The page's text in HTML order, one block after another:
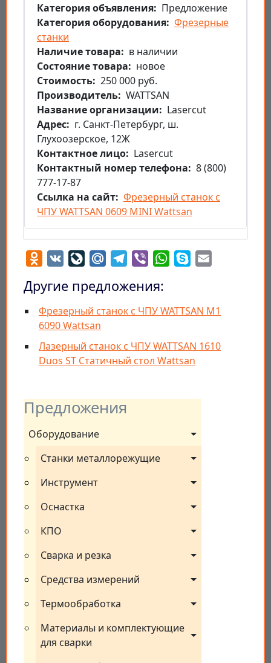
Предложения
Оборудование
Станки металлорежущие
Инструмент
Оснастка
КПО
Сварка и резка
Средства измерений
Термообработка
Материалы и комплектующие
для сварки
Категория объявления
Предложение
Категория оборудования Фрезерные
станки
Наличие товара
в наличии
Состояние товара
новое
Стоимость 250 000 руб.
Производитель WATTSAN
Название организации
Lasercut
Aдрес
г. Санкт-Петербург, ш.
Глухоозерское, 12Ж
Контактное лицо
Lasercut
Контактный номер телефона
8 (800)
777-17-87
Ссылка на сайт Фрезерный станок с
ЧПУ WATTSAN 0609 MINI Wattsan
Odnoklassniki
VK LiveJournal
Mail.RuTelegram
Viber WhatsApp
Skype
Другие предложения:
Фрезерный станок с ЧПУ WATTSAN M1
6090 Wattsan
Лазерный станок с ЧПУ WATTSAN 1610
Duos ST Статичный стол Wattsan